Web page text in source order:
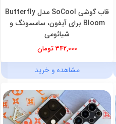
قاب گوشی SoCool مدل Butterfly
Bloom برای آیفون، سامسونگ و
شیائومی
342,000 تومان
مشاهده و خرید